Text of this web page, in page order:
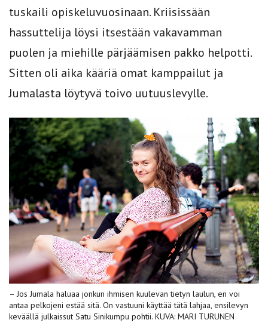
tuskaili opiskeluvuosinaan. Kriisissään
hassuttelija löysi itsestään vakavamman
puolen ja miehille pärjäämisen pakko helpotti.
Sitten oli aika kääriä omat kamppailut ja
Jumalasta löytyvä toivo uutuuslevylle.
– Jos Jumala haluaa jonkun ihmisen kuulevan tietyn laulun, en voi
antaa pelkojeni estää sitä. On vastuuni käyttää tätä lahjaa, ensilevyn
keväällä julkaissut Satu Sinikumpu pohtii. KUVA: MARI TURUNEN